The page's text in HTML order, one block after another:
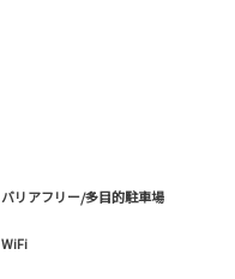
バリアフリー/多目的駐車場
WiFi